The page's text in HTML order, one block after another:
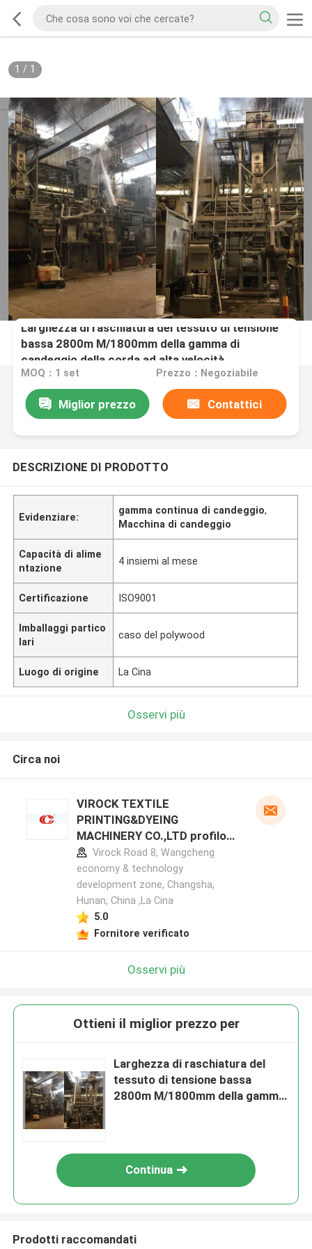
1 / 1
Larghezza di raschiatura del tessuto di tensione
bassa 2800m M/1800mm della gamma di
candeggio della corda ad alta velocità
MOQ：1 set Prezzo：Negoziabile
Miglior prezzo Contattici
DESCRIZIONE DI PRODOTTO
Evidenziare:
gamma continua di candeggio,
Macchina di candeggio
Capacità di alime
ntazione
4 insiemi al mese
Certificazione ISO9001
Imballaggi partico
lari
caso del polywood
Luogo di origine La Cina
Osservi più
Circa noi
VIROCK TEXTILE
PRINTING&DYEING
MACHINERY CO.,LTD profilo
del produttore
Virock Road 8, Wangcheng
economy & technology
development zone, Changsha,
Hunan, China ,La Cina
5.0
Fornitore verificato
Osservi più
Ottieni il miglior prezzo per
Larghezza di raschiatura del
tessuto di tensione bassa
2800m M/1800mm della gamma
Continua
Prodotti raccomandati